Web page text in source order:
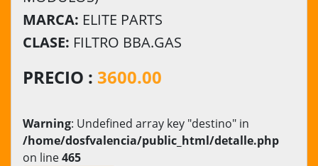
MARCA: ELITE PARTS
CLASE: FILTRO BBA.GAS
PRECIO : 3600.00
Warning: Undefined array key "destino" in
/home/dosfvalencia/public_html/detalle.php
on line465